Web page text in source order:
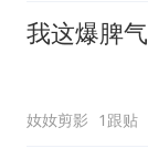
我这爆脾气
奻奻剪影 1跟贴